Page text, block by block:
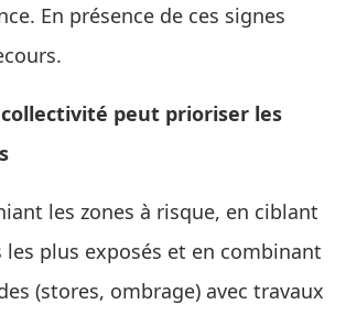
En présence de ces signes
peut prioriser les
les zones à risque, en ciblant
plus exposés et en combinant
(stores, ombrage) avec travaux